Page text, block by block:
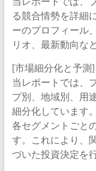
る競合情勢を詳細
ーのプロフィール
リオ、最新動向な
[市場細分化と予測]
当レポートでは、
プ別、地域別、用
細分化しています
各セグメントごと
す。これにより、
づいた投資決定を